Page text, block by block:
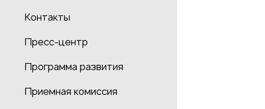
Контакты
Пресс-центр
Программа развития
Приемная комиссия